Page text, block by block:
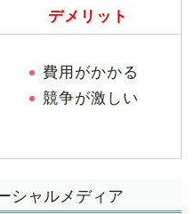
デメリット
費用がかかる
競争が激しい
シャルメディア